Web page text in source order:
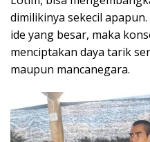
dimilikinya sekecil
ide yang besar, maka
menciptakan daya tarik
maupun mancanegara.